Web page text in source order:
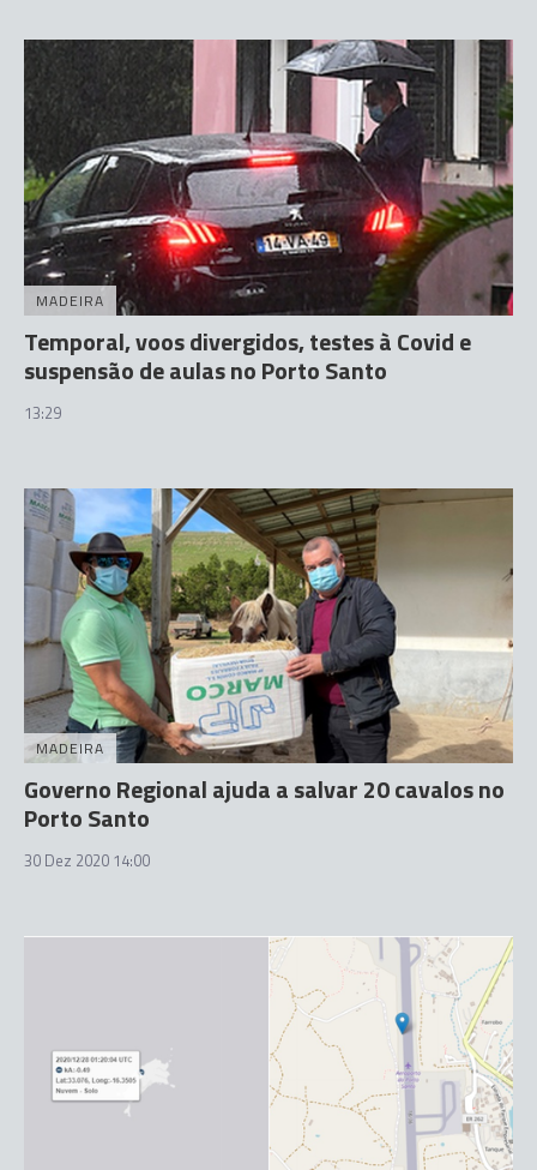
MADEIRA
Temporal, voos divergidos, testes à Covid e
suspensão de aulas no Porto Santo
13:29
MADEIRA
Governo Regional ajuda a salvar 20 cavalos no
Porto Santo
30 Dez 2020 14:00